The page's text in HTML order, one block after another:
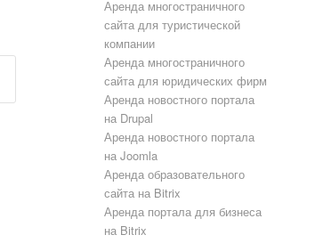
Аренда многостраничного
сайта для туристической
компании
Аренда многостраничного
сайта для юридических фирм
Аренда новостного портала
на Drupal
Аренда новостного портала
на Joomla
Аренда образовательного
сайта на Bitrix
Аренда портала для бизнеса
на Bitrix